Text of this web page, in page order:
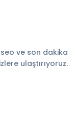
ve son dakika
ulaştırıyoruz.